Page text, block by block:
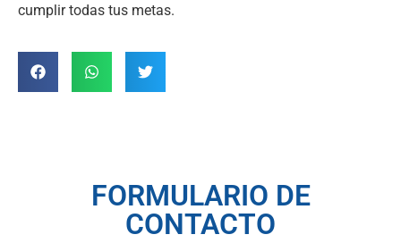
cumplir todas tus metas.
FORMULARIO DE
CONTACTO